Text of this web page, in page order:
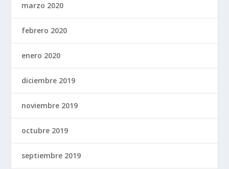
marzo 2020
febrero 2020
enero 2020
diciembre 2019
noviembre 2019
octubre 2019
septiembre 2019